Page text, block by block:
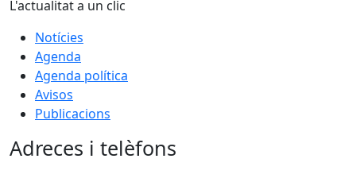
L'actualitat a un clic
Notícies
Agenda
Agenda política
Avisos
Publicacions
Adreces i telèfons